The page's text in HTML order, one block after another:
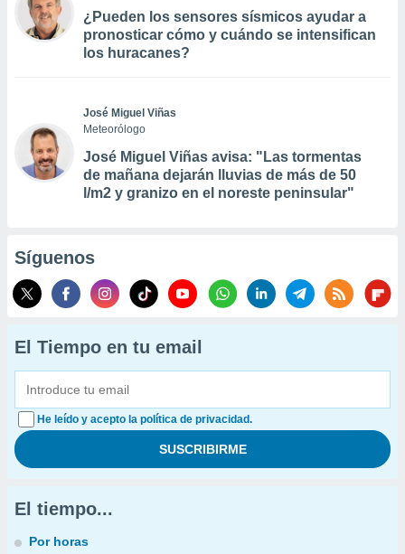
¿Pueden los sensores sísmicos ayudar a
pronosticar cómo y cuándo se intensifican
los huracanes?
José Miguel Viñas
Meteorólogo
José Miguel Viñas avisa: "Las tormentas
de mañana dejarán lluvias de más de 50
l/m2 y granizo en el noreste peninsular"
Síguenos
El Tiempo en tu email
He leído y acepto la política de privacidad.
El tiempo...
Por horas